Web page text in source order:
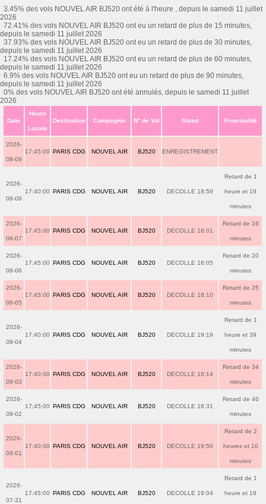
3.45% des vols NOUVEL AIR BJ520 ont été à l'heure , depuis le samedi 11 juillet
2026
72.41% des vols NOUVEL AIR BJ520 ont eu un retard de plus de 15 minutes,
depuis le samedi 11 juillet 2026
37.93% des vols NOUVEL AIR BJ520 ont eu un retard de plus de 30 minutes,
depuis le samedi 11 juillet 2026
17.24% des vols NOUVEL AIR BJ520 ont eu un retard de plus de 60 minutes,
depuis le samedi 11 juillet 2026
6.9% des vols NOUVEL AIR BJ520 ont eu un retard de plus de 90 minutes,
depuis le samedi 11 juillet 2026
0% des vols NOUVEL AIR BJ520 ont été annulés, depuis le samedi 11 juillet
2026
Date
Heure
Locale
Destination Compagnie N° de Vol Statut Ponctualité
2026-
08-09
17:45:00 PARIS CDG NOUVEL AIR BJ520 ENREGISTREMENT
2026-
08-08
17:40:00 PARIS CDG NOUVEL AIR BJ520 DECOLLE 18:59
Retard de 1
heure et 19
minutes
2026-
08-07
17:45:00 PARIS CDG NOUVEL AIR BJ520 DECOLLE 18:01
Retard de 16
minutes
2026-
08-06
17:45:00 PARIS CDG NOUVEL AIR BJ520 DECOLLE 18:05
Retard de 20
minutes
2026-
08-05
17:45:00 PARIS CDG NOUVEL AIR BJ520 DECOLLE 18:10
Retard de 25
minutes
2026-
08-04
17:40:00 PARIS CDG NOUVEL AIR BJ520 DECOLLE 19:19
Retard de 1
heure et 39
minutes
2026-
08-03
17:40:00 PARIS CDG NOUVEL AIR BJ520 DECOLLE 18:14
Retard de 34
minutes
2026-
08-02
17:45:00 PARIS CDG NOUVEL AIR BJ520 DECOLLE 18:31
Retard de 46
minutes
2026-
08-01
17:40:00 PARIS CDG NOUVEL AIR BJ520 DECOLLE 19:50
Retard de 2
heures et 10
minutes
2026-
07-31
17:45:00 PARIS CDG NOUVEL AIR BJ520 DECOLLE 19:04
Retard de 1
heure et 19